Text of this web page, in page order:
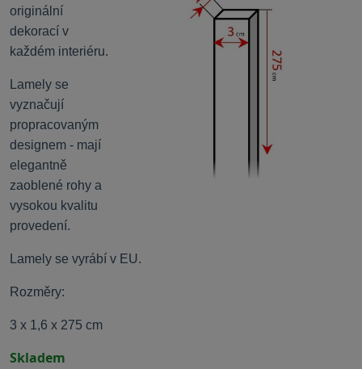
originální
dekorací v
každém interiéru.
Lamely se
vyznačují
propracovaným
designem - mají
elegantně
zaoblené rohy a
vysokou kvalitu
provedení.
Lamely se vyrábí v EU.
Rozměry:
3 x 1,6 x 275 cm
skladem